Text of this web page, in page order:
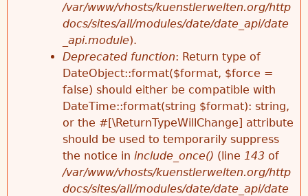
/var/www/vhosts/kuenstlerwelten.org/http
docs/sites/all/modules/date/date_api/date
_api.module).
Deprecated function: Return type of
DateObject::format($format, $force =
false) should either be compatible with
DateTime::format(string $format): string,
or the #[\ReturnTypeWillChange] attribute
should be used to temporarily suppress
the notice in include_once() (line 143 of
/var/www/vhosts/kuenstlerwelten.org/http
docs/sites/all/modules/date/date_api/date